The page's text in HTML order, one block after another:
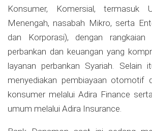
Konsumer, Komersial, termasuk
Menengah, nasabah Mikro, serta
dan Korporasi), dengan
perbankan dan keuangan yang
layanan perbankan Syariah. Selain
menyediakan pembiayaan otomotif
konsumer melalui Adira Finance
umum melalui Adira Insurance.